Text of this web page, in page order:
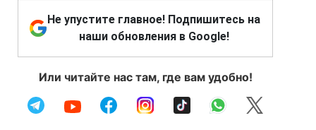
Не упустите главное! Подпишитесь на
наши обновления в Google!
Или читайте нас там, где вам удобно!